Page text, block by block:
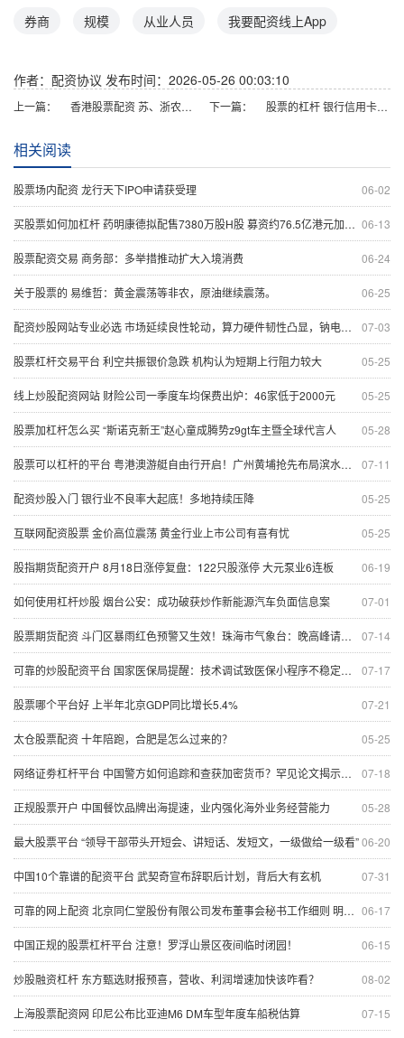
券商 规模 从业人员 我要配资线上App
作者：配资协议 发布时间：2026-05-26 00:03:10
上一篇： 香港股票配资 苏、浙农商联合银行申设理财子公司 中小行三大路径突围理财牌照 下一篇： 股票的杠杆 银行信用卡业务左右手：一手减法一手加法
相关阅读
06-02
股票场内配资 龙行天下IPO申请获受理
06-13
买股票如何加杠杆 药明康德拟配售7380万股H股 募资约76.5亿港元加速全球布局
06-24
股票配资交易 商务部：多举措推动扩大入境消费
06-25
关于股票的 易维哲：黄金震荡等非农，原油继续震荡。
07-03
配资炒股网站专业必选 市场延续良性轮动，算力硬件韧性凸显，钠电池再迎重磅催化
05-25
股票杠杆交易平台 利空共振银价急跌 机构认为短期上行阻力较大
05-25
线上炒股配资网站 财险公司一季度车均保费出炉：46家低于2000元
05-28
股票加杠杆怎么买 “斯诺克新王”赵心童成腾势z9gt车主暨全球代言人
07-11
股票可以杠杆的平台 粤港澳游艇自由行开启！广州黄埔抢先布局滨水经济
05-25
配资炒股入门 银行业不良率大起底！多地持续压降
05-25
互联网配资股票 金价高位震荡 黄金行业上市公司有喜有忧
06-19
股指期货配资开户 8月18日涨停复盘：122只股涨停 大元泵业6连板
07-01
如何使用杠杆炒股 烟台公安：成功破获炒作新能源汽车负面信息案
07-14
股票期货配资 斗门区暴雨红色预警又生效！珠海市气象台：晚高峰请注意
07-17
可靠的炒股配资平台 国家医保局提醒：技术调试致医保小程序不稳定，可暂换平台
07-21
股票哪个平台好 上半年北京GDP同比增长5.4%
05-25
太仓股票配资 十年陪跑，合肥是怎么过来的？
07-18
网络证劵杠杆平台 中国警方如何追踪和查获加密货币？罕见论文揭示了取证工具
05-28
正规股票开户 中国餐饮品牌出海提速，业内强化海外业务经营能力
06-20
最大股票平台 “领导干部带头开短会、讲短话、发短文，一级做给一级看”
07-31
中国10个靠谱的配资平台 武契奇​宣布辞职后计划，背后大有玄机
06-17
可靠的网上配资 北京同仁堂股份有限公司发布董事会秘书工作细则 明确职责与任免程序
06-15
中国正规的股票杠杆平台 注意！罗浮山景区夜间临时闭园！
08-02
炒股融资杠杆 东方甄选财报预喜，营收、利润增速加快该咋看？
07-15
上海股票配资网 印尼公布比亚迪M6 DM车型年度车船税估算